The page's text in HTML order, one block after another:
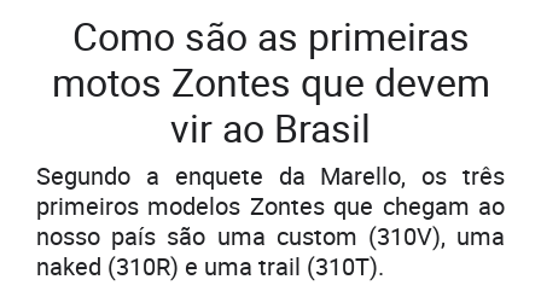
Como são as primeiras
motos Zontes que devem
vir ao Brasil
Segundo a enquete da Marello, os três
primeiros modelos Zontes que chegam ao
nosso país são uma custom (310V), uma
naked (310R) e uma trail (310T).